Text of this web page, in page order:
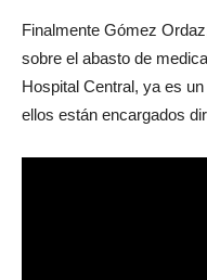
Finalmente Gómez
sobre el abasto de
Hospital Central, ya es
ellos están encargados